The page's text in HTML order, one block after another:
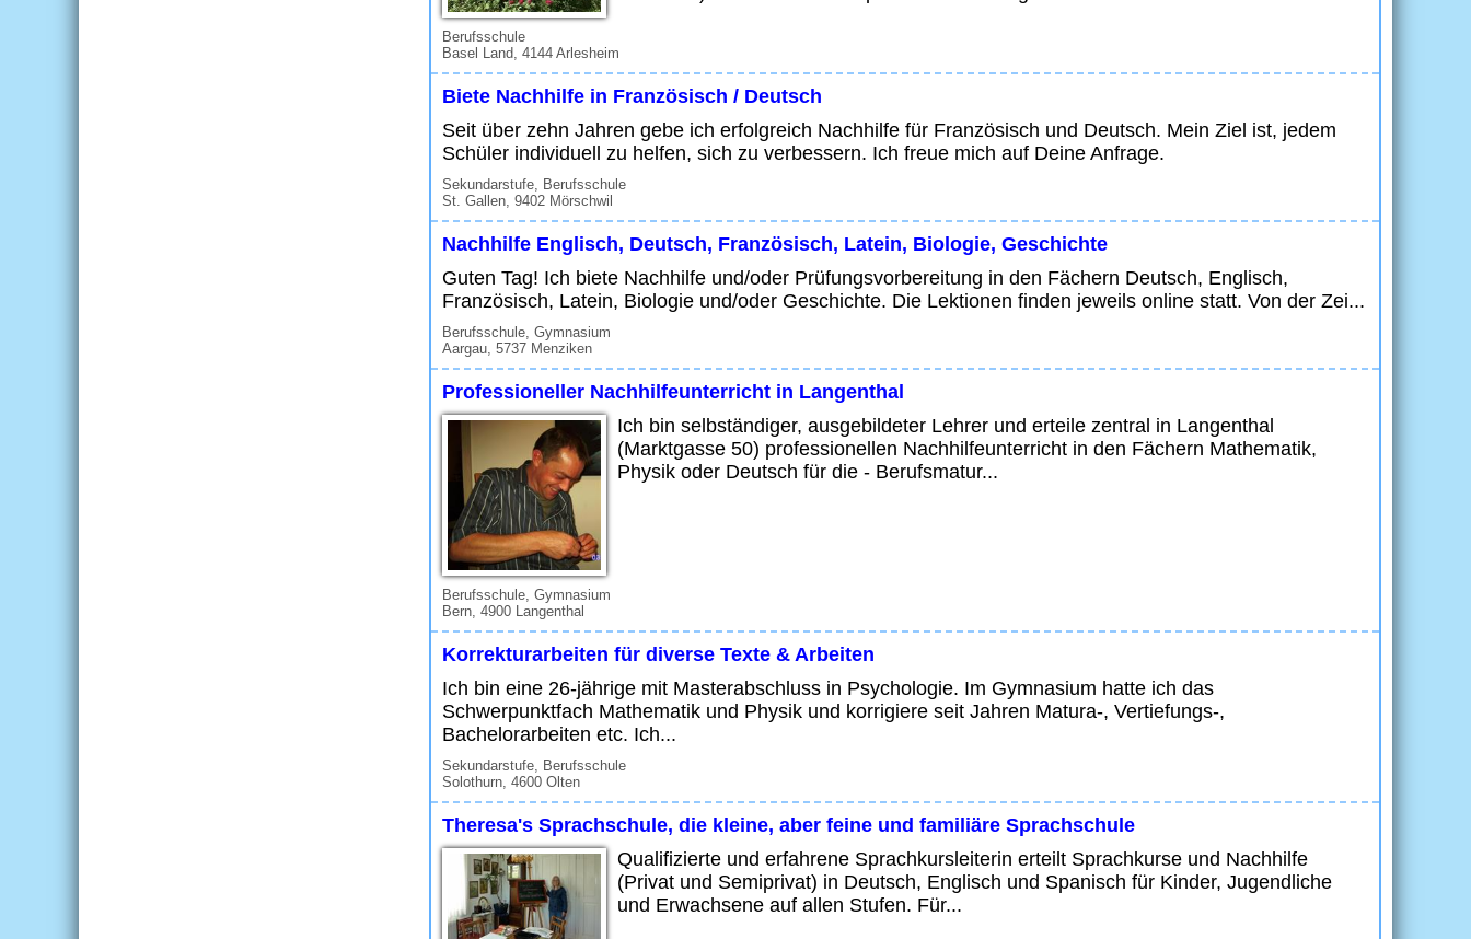
Berufsschule
Basel Land, 4144 Arlesheim
Biete Nachhilfe in Französisch / Deutsch
Seit über zehn Jahren gebe ich erfolgreich Nachhilfe für Französisch und Deutsch. Mein Ziel ist, jedem
Schüler individuell zu helfen, sich zu verbessern. Ich freue mich auf Deine Anfrage.
Sekundarstufe, Berufsschule
St. Gallen, 9402 Mörschwil
Nachhilfe Englisch, Deutsch, Französisch, Latein, Biologie, Geschichte
Guten Tag! Ich biete Nachhilfe und/oder Prüfungsvorbereitung in den Fächern Deutsch, Englisch,
Französisch, Latein, Biologie und/oder Geschichte. Die Lektionen finden jeweils online statt. Von der Zei...
Berufsschule, Gymnasium
Aargau, 5737 Menziken
Professioneller Nachhilfeunterricht in Langenthal
Ich bin selbständiger, ausgebildeter Lehrer und erteile zentral in Langenthal
(Marktgasse 50) professionellen Nachhilfeunterricht in den Fächern Mathematik,
Physik oder Deutsch für die - Berufsmatur...
Berufsschule, Gymnasium
Bern, 4900 Langenthal
Korrekturarbeiten für diverse Texte & Arbeiten
Ich bin eine 26-jährige mit Masterabschluss in Psychologie. Im Gymnasium hatte ich das
Schwerpunktfach Mathematik und Physik und korrigiere seit Jahren Matura-, Vertiefungs-,
Bachelorarbeiten etc. Ich...
Sekundarstufe, Berufsschule
Solothurn, 4600 Olten
Theresa's Sprachschule, die kleine, aber feine und familiäre Sprachschule
Qualifizierte und erfahrene Sprachkursleiterin erteilt Sprachkurse und Nachhilfe
(Privat und Semiprivat) in Deutsch, Englisch und Spanisch für Kinder, Jugendliche
und Erwachsene auf allen Stufen. Für...